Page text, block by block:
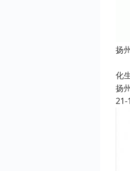
扬
化
扬
21-